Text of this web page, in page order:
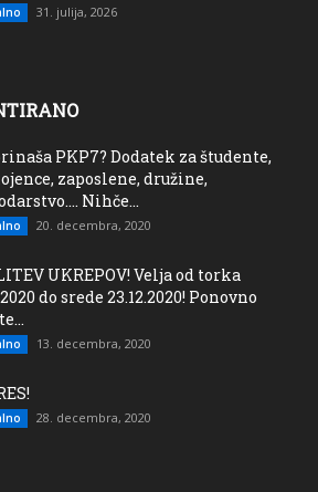
31. julija, 2026
PKP7? Dodatek za študente,
zaposlene, družine,
Nihče...
20. decembra, 2020
UKREPOV! Velja od torka
do srede 23.12.2020! Ponovno
13. decembra, 2020
28. decembra, 2020